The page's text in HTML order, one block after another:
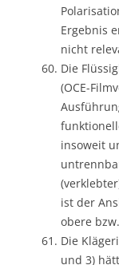
Ergebnis
nicht
Die
(OCE-
insoweit
ist der
obere
Die
und 3)